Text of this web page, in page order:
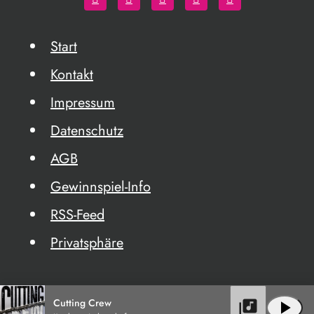
Start
Kontakt
Impressum
Datenschutz
AGB
Gewinnspiel-Info
RSS-Feed
Privatsphäre
Cutting Crew play_arrow
library_music